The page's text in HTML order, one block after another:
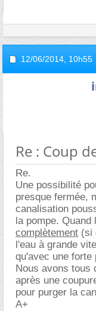
12/06/2014, 10h55
Re : Coup
Re.
Une possibilité
presque fermée,
canalisation
la pompe.
complètement (si
l'eau à grande
qu'avec une forte
Nous avons tous
après une
pour purger la
A+